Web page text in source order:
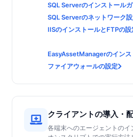
SQL Serverのインストール
SQL Serverのネットワーク
IISのインストールとFTPの設
EasyAssetManagerのインス
ファイアウォールの設定
クライアントの導入・
各端末へのエージェントの